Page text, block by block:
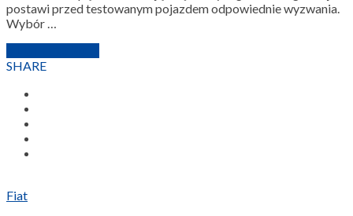
postawi przed testowanym pojazdem odpowiednie wyzwania.
Wybór …
SHARE
Fiat